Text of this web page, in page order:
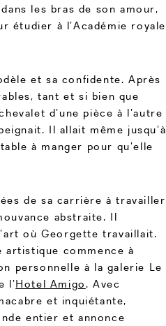
les bras de son amour,
étudier à l’Académie royale
et sa confidente. Après
tant et si bien que
d’une pièce à l’autre
Il allait même jusqu’à
à manger pour qu’elle
de sa carrière à travailler
abstraite. Il
où Georgette travaillait.
artistique commence à
personnelle à la galerie Le
l’Hotel Amigo . Avec
et inquiétante,
entier et annonce